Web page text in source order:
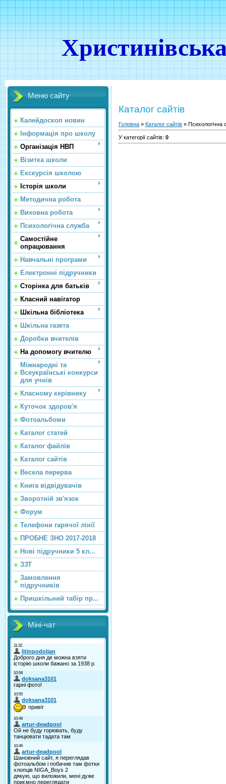
Меню сайту
Калейдоскоп новин
Інформація про школу
Організація НВП
Візитка школи
Екскурсія школою
Історія школи
Методична робота
Виховна робота
Психологічна служба
Самостійне
опрацювання
Навчальні програми
Електронні підручники
Сторінка для батьків
Класний навігатор
Шкільна бібліотека
Шкільна газета
Доробки вчителів
На допомогу вчителю
Міжнародні та
Всеукраїнські конкурси
для учнів
Класному керівнику
Куточок здоров'я
Фотоальбоми
Каталог статей
Каталог файлів
Каталог сайтiв
Весела перерва
Книга відвідувачів
Зворотній зв'язок
Форум
Телефони гарячої лінії
ПРОБНЕ ЗНО 2017-2018
Нові підручники 5 кл...
ЗЗТ
Замовлення
підручників
Пришкільний табір пр...
Міні-чат
Каталог сайтів
Головна » Каталог сайтів » Психологічна
У категорії сайтів: 0